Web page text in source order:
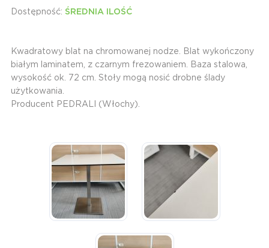
Dostępność: ŚREDNIA ILOŚĆ
Kwadratowy blat na chromowanej nodze. Blat wykończony
białym laminatem, z czarnym frezowaniem. Baza stalowa,
wysokość ok. 72 cm. Stoły mogą nosić drobne ślady
użytkowania.
Producent PEDRALI (Włochy).